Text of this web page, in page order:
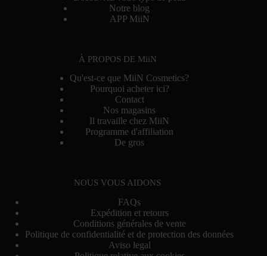
Notre blog
APP MiiN
À PROPOS DE MiiN
Qu'est-ce que MiiN Cosmetics?
Pourquoi acheter ici?
Contact
Nos magasins
Il travaille chez MiiN
Programme d'affiliation
De gros
NOUS VOUS AIDONS
FAQs
Expédition et retours
Conditions générales de vente
Politique de confidentialité et de protection des données
Aviso legal